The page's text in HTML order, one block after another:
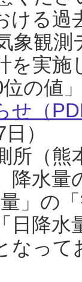
ける過
象観
を実
の値
せ（
）
所（熊
降水
量」の
日降
なっ